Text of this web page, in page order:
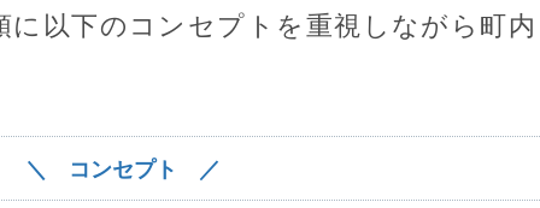
に以下のコンセプトを重視しながら町内
＼ コンセプト ／